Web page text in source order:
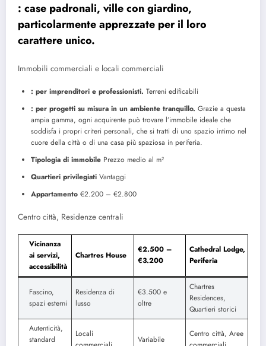
: case padronali, ville con giardino,
particolarmente apprezzate per il loro
carattere unico.
Immobili commerciali e locali commerciali
: per imprenditori e professionisti. Terreni edificabili
: per progetti su misura in un ambiente tranquillo. Grazie a questa
ampia gamma, ogni acquirente può trovare l’immobile ideale che
soddisfa i propri criteri personali, che si tratti di uno spazio intimo nel
cuore della città o di una casa più spaziosa in periferia.
Tipologia di immobile Prezzo medio al m²
Quartieri privilegiati Vantaggi
Appartamento €2.200 – €2.800
Centro città, Residenze centrali
Vicinanza
ai servizi,
accessibilità
Chartres House
€2.500 –
€3.200
Cathedral Lodge,
Periferia
Fascino,
spazi esterni
Residenza di
lusso
€3.500 e
oltre
Chartres
Residences,
Quartieri storici
Autenticità,
standard
Locali
Variabile
Centro città, Aree